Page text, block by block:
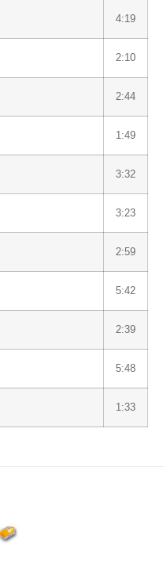
4:19
2:10
2:44
1:49
3:32
3:23
2:59
5:42
2:39
5:48
1:33